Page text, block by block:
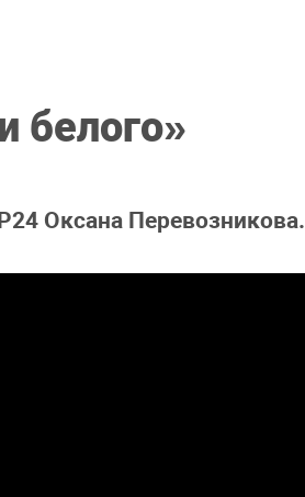
белого»
Оксана Перевозникова.